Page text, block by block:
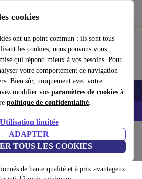
cookies
ont un point commun : ils sont tous
les cookies, nous pouvons vous
qui répond mieux à vos besoins. Pour
votre comportement de navigation
Bien sûr, uniquement avec votre
modifier vos paramètres de cookies à
politique de confidentialité.
Utilisation limitée
ADAPTER
TOUS LES COOKIES
et facilement
Tablettes Montres connectées Accessoires
– Code: IPHONEDEAL -
& Smartphones
de haute qualité et à prix avantageux.